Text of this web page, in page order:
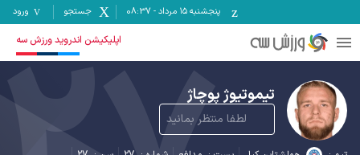
پنجشنبه ۱۵ مرداد -
08:37 جستجو ورود
اپلیکیشن اندروید ورزش سه
تیموتیوژ پوچاژ
لطفا منتظر بمانید